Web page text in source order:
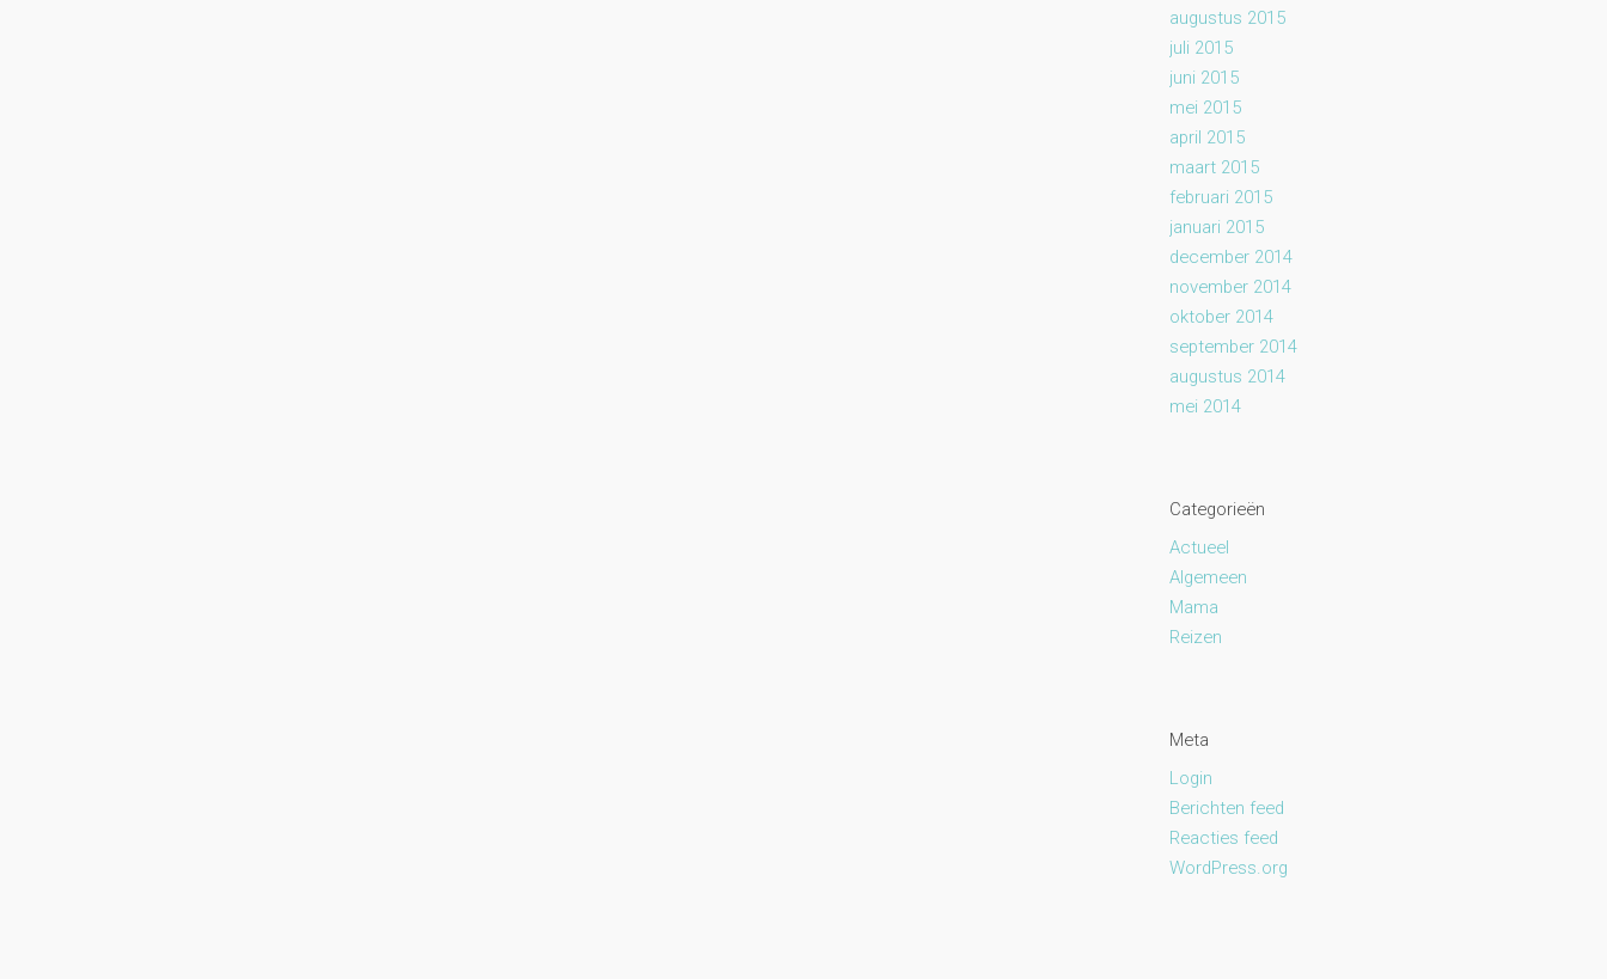
augustus 2015
juli 2015
juni 2015
mei 2015
april 2015
maart 2015
februari 2015
januari 2015
december 2014
november 2014
oktober 2014
september 2014
augustus 2014
mei 2014
Categorieën
Actueel
Algemeen
Mama
Reizen
Meta
Login
Berichten feed
Reacties feed
WordPress.org